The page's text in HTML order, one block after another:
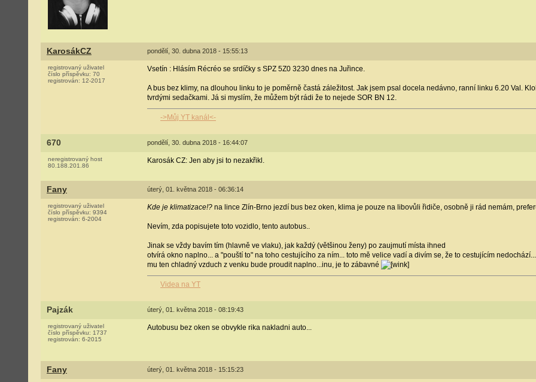
KarosákCZ pondělí, 30. dubna 2018 - 15:55:13
registrovaný uživatel
číslo příspěvku: 70
registrován: 12-2017
Vsetín : Hlásím Récréo se srdíčky s SPZ 5Z0 3230 dnes na Juřince.
A bus bez klimy, na dlouhou linku to je poměrně častá záležitost. Jak jsem psal docela nedávno, ranní linku 6.20 Val.
tvrdými sedačkami. Já si myslím, že můžem být rádi že to nejede SOR BN 12.
->Můj YT kanál<-
670 pondělí, 30. dubna 2018 - 16:44:07
neregistrovaný host
80.188.201.86
Karosák CZ: Jen aby jsi to nezakřikl.
Fany úterý, 01. května 2018 - 06:36:14
registrovaný uživatel
číslo příspěvku: 9394
registrován: 6-2004
Kde je klimatizace!? na lince Zlín-Brno jezdí bus bez oken, klima je pouze na libovůli řidiče, osobně ji rád nemám,
Nevím, zda popisujete toto vozidlo, tento autobus..
Jinak se vždy bavím tím (hlavně ve vlaku), jak každý (většinou ženy) po zaujmutí místa ihned
otvírá okno naplno... a "pouští to" na toho cestujícího za ním... toto mě velice vadí a divím se, že to cestujícím
mu ten chladný vzduch z venku bude proudit naplno...inu, je to zábavné
Videa na YT
Pajzák úterý, 01. května 2018 - 08:19:43
registrovaný uživatel
číslo příspěvku: 1737
registrován: 6-2015
Autobusu bez oken se obvykle rika nakladni auto...
Fany úterý, 01. května 2018 - 15:15:23